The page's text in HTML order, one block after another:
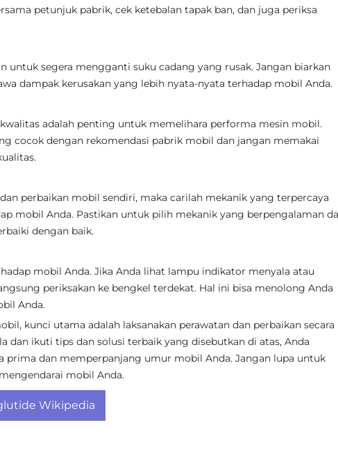
petunjuk pabrik, cek ketebalan tapak ban, dan juga periksa
untuk segera mengganti suku cadang yang rusak. Jangan biarkan
dampak kerusakan yang lebih nyata-nyata terhadap mobil Anda.
adalah penting untuk memelihara performa mesin mobil.
cocok dengan rekomendasi pabrik mobil dan jangan memakai
perbaikan mobil sendiri, maka carilah mekanik yang terpercaya
mobil Anda. Pastikan untuk pilih mekanik yang berpengalaman
dengan baik.
mobil Anda. Jika Anda lihat lampu indikator menyala atau
periksakan ke bengkel terdekat. Hal ini bisa menolong Anda
Anda.
kunci utama adalah laksanakan perawatan dan perbaikan secara
dan ikuti tips dan solusi terbaik yang disebutkan di atas, Anda
prima dan memperpanjang umur mobil Anda. Jangan lupa untuk
mobil Anda.
Wikipedia